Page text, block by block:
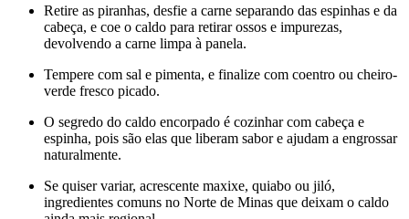
Retire as piranhas, desfie a carne separando das espinhas e da
cabeça, e coe o caldo para retirar ossos e impurezas,
devolvendo a carne limpa à panela.
Tempere com sal e pimenta, e finalize com coentro ou cheiro-
verde fresco picado.
O segredo do caldo encorpado é cozinhar com cabeça e
espinha, pois são elas que liberam sabor e ajudam a engrossar
naturalmente.
Se quiser variar, acrescente maxixe, quiabo ou jiló,
ingredientes comuns no Norte de Minas que deixam o caldo